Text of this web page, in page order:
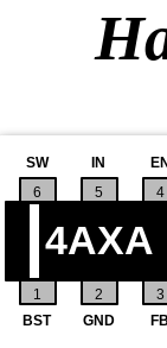
1 2 3
4
BST GND
IN
5
6
SW
4AXA